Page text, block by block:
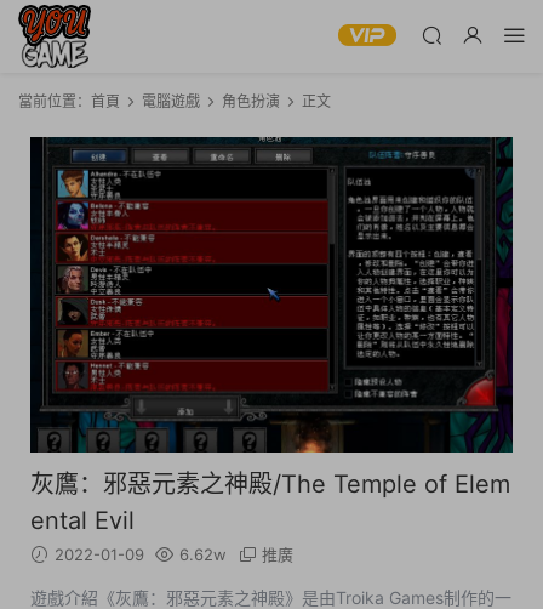
當前位置： 首頁 電腦遊戲 角色扮演 正文
灰鷹：邪惡元素之神殿/The Temple of Elem
ental Evil
2022-01-09 6.62w 推廣
遊戲介紹《灰鷹：邪惡元素之神殿》是由Troika Games制作的一